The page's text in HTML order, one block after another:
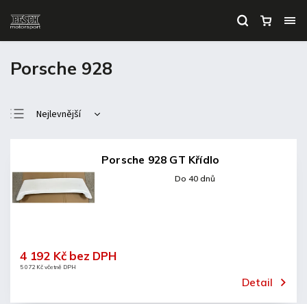
Porsche 928
Nejlevnější
Nejprodávanější
Abecedně
Porsche 928 GT Křídlo
Do 40 dnů
5 072 Kč včetně DPH
4 192 Kč bez DPH
Detail